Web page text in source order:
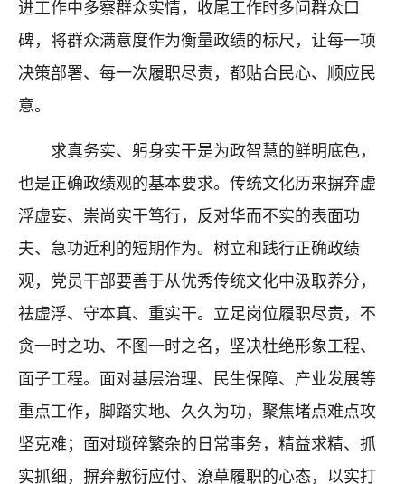
进工作中多察群众实情，收尾工作时多问群众口
碑，将群众满意度作为衡量政绩的标尺，让每一项
决策部署、每一次履职尽责，都贴合民心、顺应民
意。
求真务实、躬身实干是为政智慧的鲜明底色，
也是正确政绩观的基本要求。传统文化历来摒弃虚
浮虚妄、崇尚实干笃行，反对华而不实的表面功
夫、急功近利的短期作为。树立和践行正确政绩
观，党员干部要善于从优秀传统文化中汲取养分，
祛虚浮、守本真、重实干。立足岗位履职尽责，不
贪一时之功、不图一时之名，坚决杜绝形象工程、
面子工程。面对基层治理、民生保障、产业发展等
重点工作，脚踏实地、久久为功，聚焦堵点难点攻
坚克难；面对琐碎繁杂的日常事务，精益求精、抓
实抓细，摒弃敷衍应付、潦草履职的心态，以实打